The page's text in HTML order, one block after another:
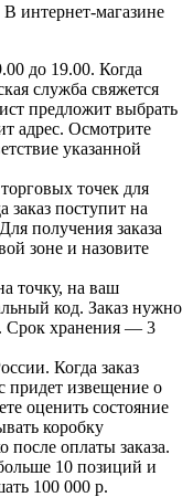
интернет-магазине
до 19.00. Когда
служба свяжется
предложит выбрать
адрес. Осмотрите
указанной
точек для
заказ поступит на
получения заказа
зоне и назовите
точку, на ваш
код. Заказ нужно
Срок хранения — 3
Когда заказ
придет извещение о
оценить состояние
коробку
после оплаты заказа.
10 позиций и
100 000 р.